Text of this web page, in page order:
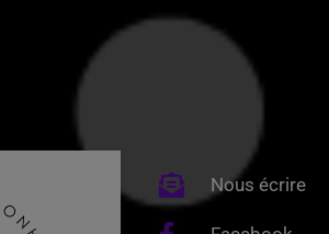
Nous écrire